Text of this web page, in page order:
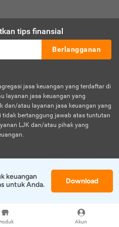
Akun
tips finansial
Berlangganan
jasa keuangan yang terdaftar di
layanan jasa keuangan yang
dan/atau layanan jasa keuangan yang
tidak bertanggung jawab atas tuntutan
LJK dan/atau pihak yang
keuangan
untuk Anda.
Download